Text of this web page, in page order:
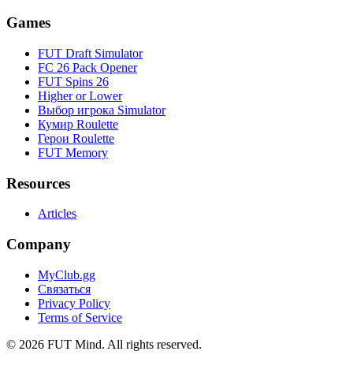
Games
FUT Draft Simulator
FC 26 Pack Opener
FUT Spins 26
Higher or Lower
Выбор игрока Simulator
Кумир Roulette
Герои Roulette
FUT Memory
Resources
Articles
Company
MyClub.gg
Связаться
Privacy Policy
Terms of Service
© 2026 FUT Mind. All rights reserved.